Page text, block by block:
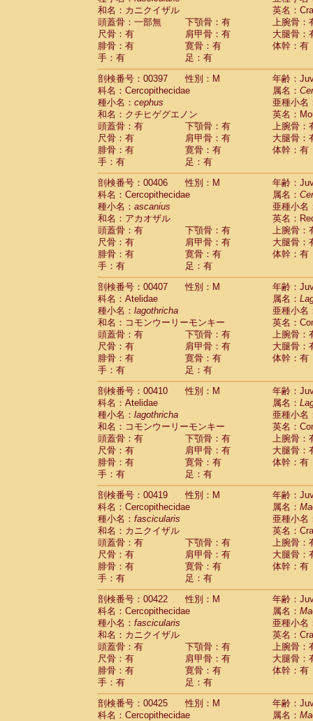
和名：カニクイザル
英名：
頭蓋骨：一部無
下顎骨：有
上腕骨：
尺骨：有
肩甲骨：有
大腿骨：
腓骨：有
寛骨：有
体幹：有
手：有
足：有
剖検番号：00397
性別：M
年齢：
科名：Cercopithecidae
属名：
種小名： cephus
亜種小名
和名：クチヒゲグエノン
英名：
頭蓋骨：有
下顎骨：有
上腕骨：
尺骨：有
肩甲骨：有
大腿骨：
腓骨：有
寛骨：有
体幹：有
手：有
足：有
剖検番号：00406
性別：M
年齢：
科名：Cercopithecidae
属名：
種小名： ascanius
亜種小名
和名：アカオザル
英名：
頭蓋骨：有
下顎骨：有
上腕骨：
尺骨：有
肩甲骨：有
大腿骨：
腓骨：有
寛骨：有
体幹：有
手：有
足：有
剖検番号：00407
性別：M
年齢：
科名：Atelidae
属名：
種小名： lagothricha
亜種小名
和名：コモンウーリーモンキー
英名：
頭蓋骨：有
下顎骨：有
上腕骨：
尺骨：有
肩甲骨：有
大腿骨：
腓骨：有
寛骨：有
体幹：有
手：有
足：有
剖検番号：00410
性別：M
年齢：
科名：Atelidae
属名：
種小名： lagothricha
亜種小名
和名：コモンウーリーモンキー
英名：
頭蓋骨：有
下顎骨：有
上腕骨：
尺骨：有
肩甲骨：有
大腿骨：
腓骨：有
寛骨：有
体幹：有
手：有
足：有
剖検番号：00419
性別：M
年齢：
科名：Cercopithecidae
属名：
種小名： fascicularis
亜種小名
和名：カニクイザル
英名：
頭蓋骨：有
下顎骨：有
上腕骨：
尺骨：有
肩甲骨：有
大腿骨：
腓骨：有
寛骨：有
体幹：有
手：有
足：有
剖検番号：00422
性別：M
年齢：
科名：Cercopithecidae
属名：
種小名： fascicularis
亜種小名
和名：カニクイザル
英名：
頭蓋骨：有
下顎骨：有
上腕骨：
尺骨：有
肩甲骨：有
大腿骨：
腓骨：有
寛骨：有
体幹：有
手：有
足：有
剖検番号：00425
性別：M
年齢：
科名：Cercopithecidae
属名：